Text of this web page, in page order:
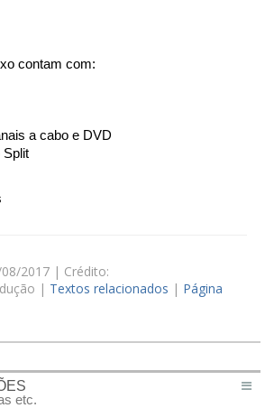
contam com:
a cabo e DVD
Split
2017 | Crédito:
| Textos relacionados | Página
etc.